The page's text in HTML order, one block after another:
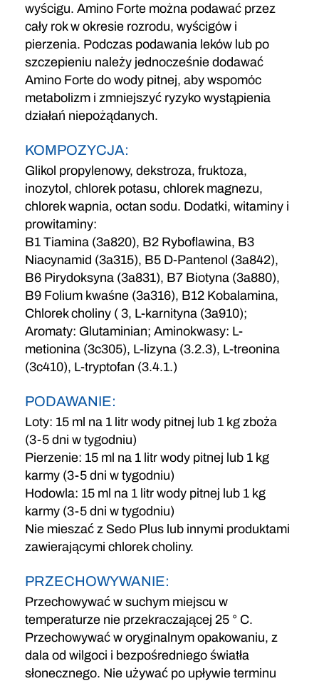
wyścigu. Amino Forte można podawać przez
cały rok w okresie rozrodu, wyścigów i
pierzenia. Podczas podawania leków lub po
szczepieniu należy jednocześnie dodawać
Amino Forte do wody pitnej, aby wspomóc
metabolizm i zmniejszyć ryzyko wystąpienia
działań niepożądanych.
KOMPOZYCJA:
Glikol propylenowy, dekstroza, fruktoza,
inozytol, chlorek potasu, chlorek magnezu,
chlorek wapnia, octan sodu. Dodatki, witaminy i
prowitaminy:
B1 Tiamina (3a820), B2 Ryboflawina, B3
Niacynamid (3a315), B5 D-Pantenol (3a842),
B6 ​​Pirydoksyna (3a831), B7 Biotyna (3a880),
B9 Folium kwaśne (3a316), B12 Kobalamina,
Chlorek choliny ( 3, L-karnityna (3a910);
Aromaty: Glutaminian; Aminokwasy: L-
metionina (3c305), L-lizyna (3.2.3), L-treonina
(3c410), L-tryptofan (3.4.1.)
PODAWANIE:
Loty: 15 ml na 1 litr wody pitnej lub 1 kg zboża
(3-5 dni w tygodniu)
Pierzenie: 15 ml na 1 litr wody pitnej lub 1 kg
karmy (3-5 dni w tygodniu)
Hodowla: 15 ml na 1 litr wody pitnej lub 1 kg
karmy (3-5 dni w tygodniu)
Nie mieszać z Sedo Plus lub innymi produktami
zawierającymi chlorek choliny.
PRZECHOWYWANIE:
Przechowywać w suchym miejscu w
temperaturze nie przekraczającej 25 ° C.
Przechowywać w oryginalnym opakowaniu, z
dala od wilgoci i bezpośredniego światła
słonecznego. Nie używać po upływie terminu